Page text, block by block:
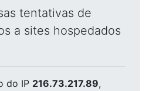
tentativas de
a sites hospedados
do IP 216.73.217.89,